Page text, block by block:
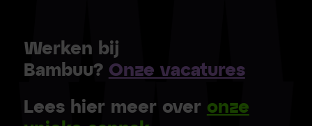
Werken bij
Bambuu? Onze vacatures
Lees hier meer over onze